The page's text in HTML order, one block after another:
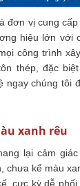
đơn vị cung
hiệu lớn với
công trình
thép, đặc
ngay chúng tôi
xanh rêu
lại cảm
chưa kể màu
cực kỳ dễ